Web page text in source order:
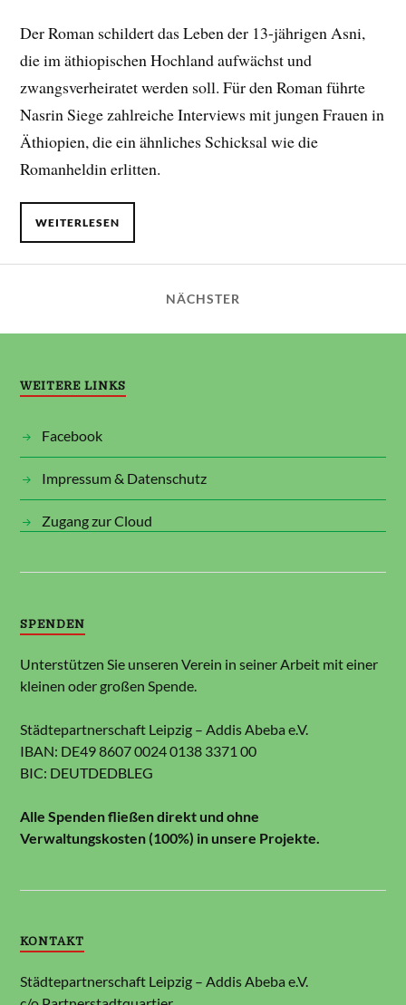
Der Roman schildert das Leben der 13-jährigen Asni,
die im äthiopischen Hochland aufwächst und
zwangsverheiratet werden soll. Für den Roman führte
Nasrin Siege zahlreiche Interviews mit jungen Frauen in
Äthiopien, die ein ähnliches Schicksal wie die
Romanheldin erlitten.
WEITERLESEN
NÄCHSTER
WEITERE LINKS
Facebook
Impressum & Datenschutz
Zugang zur Cloud
SPENDEN
Unterstützen Sie unseren Verein in seiner Arbeit mit einer
kleinen oder großen Spende.
Städtepartnerschaft Leipzig – Addis Abeba e.V.
IBAN: DE49 8607 0024 0138 3371 00
BIC: DEUTDEDBLEG
Alle Spenden fließen direkt und ohne
Verwaltungskosten (100%) in unsere Projekte.
KONTAKT
Städtepartnerschaft Leipzig – Addis Abeba e.V.